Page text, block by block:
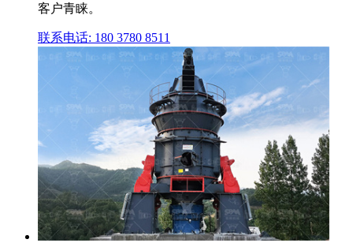
客户青睐。
联系电话: 180 3780 8511